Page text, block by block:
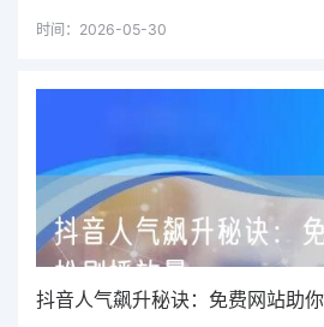
时间：2026-05-30
抖音人气飙升秘诀：免费网站助